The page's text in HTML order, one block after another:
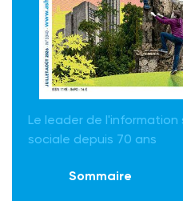
Le leader de
sociale depuis 70 ans
Sommaire